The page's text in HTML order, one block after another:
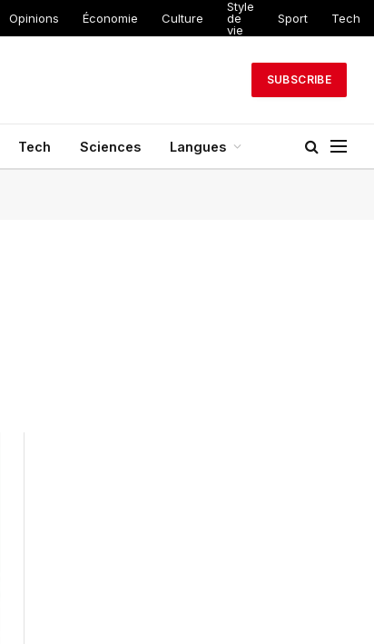
Opinions Économie Culture
Style
de
vie
Sport Tech
SUBSCRIBE
Tech Sciences Langues